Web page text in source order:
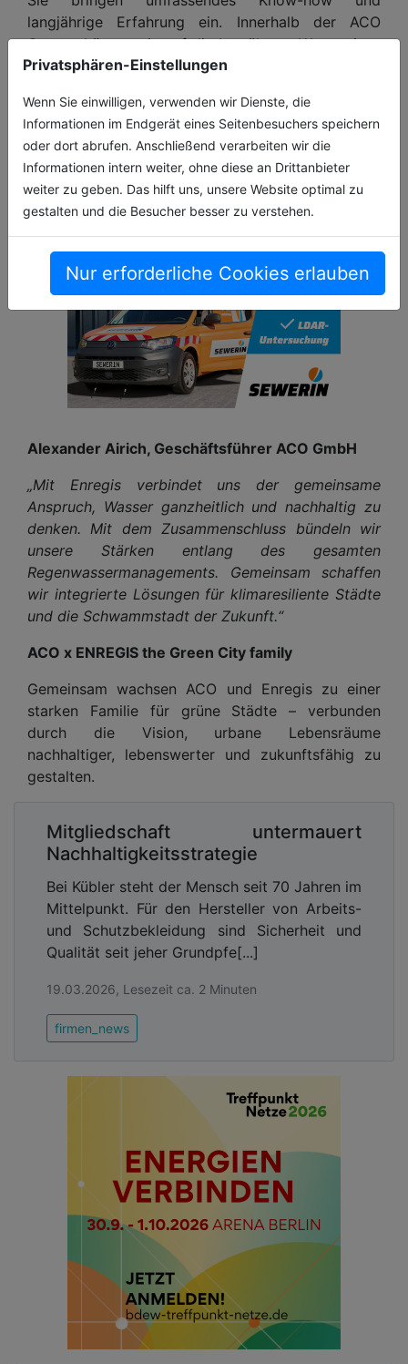
Privatsphären-Einstellungen
Wenn Sie einwilligen, verwenden wir Dienste, die
Informationen im Endgerät eines Seitenbesuchers speichern
oder dort abrufen. Anschließend verarbeiten wir die
Informationen intern weiter, ohne diese an Drittanbieter
weiter zu geben. Das hilft uns, unsere Website optimal zu
gestalten und die Besucher besser zu verstehen.
Nur erforderliche Cookies erlauben
langjährige Erfahrung ein. Innerhalb der ACO
Gruppe können sie auf die bewährten Werte eines
Familienunternehmens bauen – getragen von
Handeln.
Alexander Airich, Geschäftsführer ACO GmbH
„Mit Enregis verbindet uns der gemeinsame
Anspruch, Wasser ganzheitlich und nachhaltig zu
denken. Mit dem Zusammenschluss bündeln wir
unsere Stärken entlang des gesamten
Regenwassermanagements. Gemeinsam schaffen
wir integrierte Lösungen für klimaresiliente Städte
und die Schwammstadt der Zukunft.“
ACO x ENREGIS the Green City family
Gemeinsam wachsen ACO und Enregis zu einer
starken Familie für grüne Städte – verbunden
durch die Vision, urbane Lebensräume
nachhaltiger, lebenswerter und zukunftsfähig zu
gestalten.
Mitgliedschaft untermauert
Nachhaltigkeitsstrategie
Bei Kübler steht der Mensch seit 70 Jahren im
Mittelpunkt. Für den Hersteller von Arbeits-
und Schutzbekleidung sind Sicherheit und
Qualität seit jeher Grundpfe[...]
19.03.2026, Lesezeit ca. 2 Minuten
firmen_news